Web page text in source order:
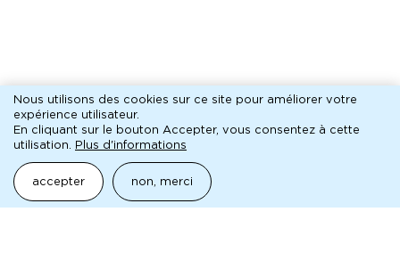
Nous utilisons des cookies sur ce site pour améliorer votre
expérience utilisateur.
En cliquant sur le bouton Accepter, vous consentez à cette
utilisation.
Plus d'informations
accepter non, merci